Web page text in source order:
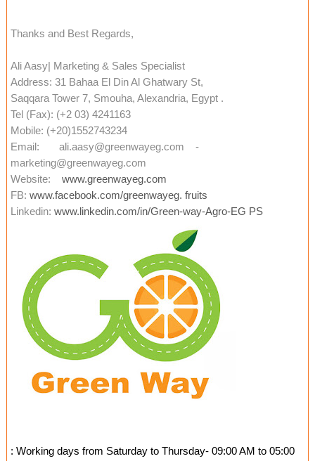
Thanks and Best Regards,
Ali Aasy| Marketing & Sales Specialist
Address: 31 Bahaa El Din Al Ghatwary St,
Saqqara Tower 7, Smouha, Alexandria, Egypt.
Tel (Fax): (+2 03) 4241163
Mobile: (+20)1552743234
Email: ali.aasy@greenwayeg.com -
marketing@greenwayeg.com
Website: www.greenwayeg.com
FB: www.facebook.com/greenwayeg. fruits
Linkedin: www.linkedin.com/in/Green-way-Agro-EG PS
: Working days from Saturday to Thursday- 09:00 AM to 05:00